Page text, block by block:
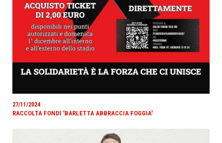
27/11/2024
RACCOLTA FONDI 'BARLETTA ABBRACCIA FOGGIA'